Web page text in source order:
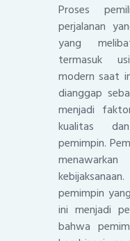
Proses
perjalanan
yang
termasuk
modern saat
dianggap
menjadi
kualitas
pemimpin.
pemimpin
ini menjadi
bahwa